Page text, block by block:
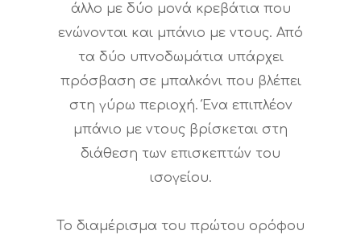
άλλο με δύο μονά κρεβάτια που
ενώνονται και μπάνιο με ντους. Από
τα δύο υπνοδωμάτια υπάρχει
πρόσβαση σε μπαλκόνι που βλέπει
στη γύρω περιοχή. Ένα επιπλέον
μπάνιο με ντους βρίσκεται στη
διάθεση των επισκεπτών του
ισογείου.
Το διαμέρισμα του πρώτου ορόφου